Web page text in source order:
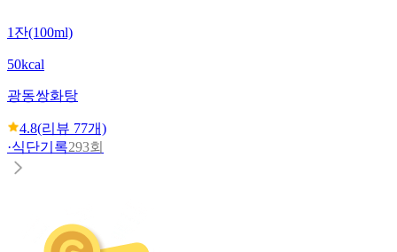
1잔(100ml)
50kcal
광동쌍화탕
4.8(리뷰 77개)
·식단기록293회